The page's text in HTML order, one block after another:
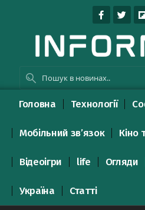
Головна Технології
Мобільний зв’язок Кіно
Відеоігри life Огляди
Україна Статті